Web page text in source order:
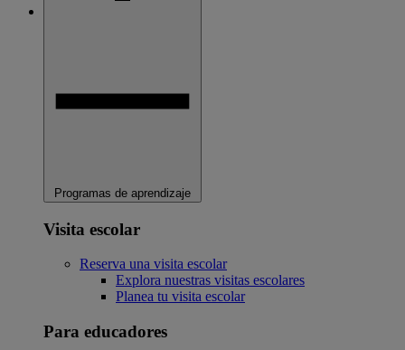
Programas de aprendizaje
Visita escolar
Reserva una visita escolar
Explora nuestras visitas escolares
Planea tu visita escolar
Para educadores